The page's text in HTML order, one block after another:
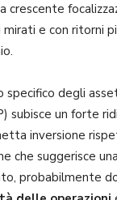
crescente
e con ritorni
specifico degli
subisce un forte
inversione
che suggerisce
probabilmente